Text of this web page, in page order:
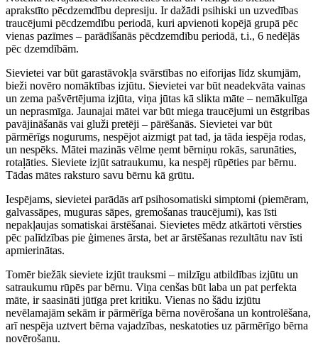
aprakstīto pēcdzemdību depresiju. Ir dažādi psihiski un uzvedības
traucējumi pēcdzemdību periodā, kuri apvienoti kopējā grupā pēc
vienas pazīmes – parādīšanās pēcdzemdību periodā, t.i., 6 nedēļās
pēc dzemdībām.
Sievietei var būt garastāvokļa svārstības no eiforijas līdz skumjām,
bieži novēro nomāktības izjūtu. Sievietei var būt neadekvāta vainas
un zema pašvērtējuma izjūta, viņa jūtas kā slikta māte – nemākulīga
un neprasmīga. Jaunajai mātei var būt miega traucējumi un ēstgribas
pavājināšanās vai gluži pretēji – pārēšanās. Sievietei var būt
pārmērīgs nogurums, nespējot aizmigt pat tad, ja tāda iespēja rodas,
un nespēks. Mātei mazinās vēlme ņemt bērniņu rokās, sarunāties,
rotaļāties. Sieviete izjūt satraukumu, ka nespēj rūpēties par bērnu.
Tādas mātes raksturo savu bērnu kā grūtu.
Iespējams, sievietei parādās arī psihosomatiski simptomi (piemēram,
galvassāpes, muguras sāpes, gremošanas traucējumi), kas īsti
nepakļaujas somatiskai ārstēšanai. Sievietes mēdz atkārtoti vērsties
pēc palīdzības pie ģimenes ārsta, bet ar ārstēšanas rezultātu nav īsti
apmierinātas.
Tomēr biežāk sieviete izjūt trauksmi – milzīgu atbildības izjūtu un
satraukumu rūpēs par bērnu. Viņa cenšas būt laba un pat perfekta
māte, ir saasināti jūtīga pret kritiku. Vienas no šādu izjūtu
nevēlamajām sekām ir pārmērīga bērna novērošana un kontrolēšana,
arī nespēja uztvert bērna vajadzības, neskatoties uz pārmērīgo bērna
novērošanu.